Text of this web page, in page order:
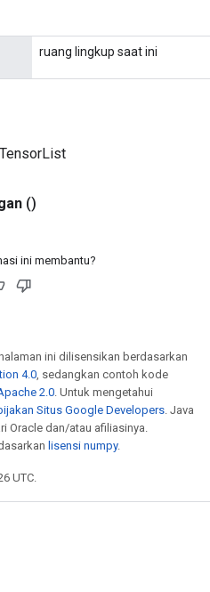
ruang lingkup saat ini
()
ini membantu?
ini dilisensikan berdasarkan
4.0, sedangkan contoh kode
2.0. Untuk mengetahui
Situs Google Developers. Java
Oracle dan/atau afiliasinya.
lisensi numpy.
UTC.